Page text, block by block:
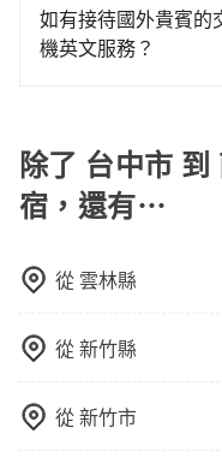
就顯得非常不便。
者時，要特別留意評
質和素質、費用透明
如有接待國外貴賓的
機英文服務？
協助回覆，並確認是
除了 台中市
宿，還有⋯
從雲林縣
從新竹縣
從新竹市